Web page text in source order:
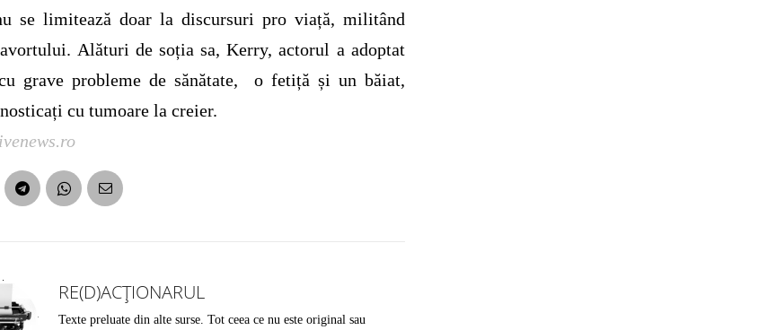
se limitează doar la discursuri pro viață, militând
Alături de soția sa, Kerry, actorul a adoptat
grave probleme de sănătate, o fetiță și un băiat,
cu tumoare la creier.
RE(D)ACȚIONARUL
Texte preluate din alte surse. Tot ceea ce nu este original sau